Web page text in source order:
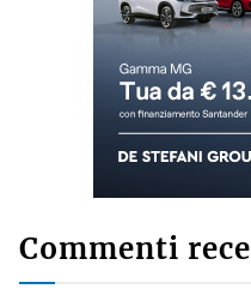
Commenti